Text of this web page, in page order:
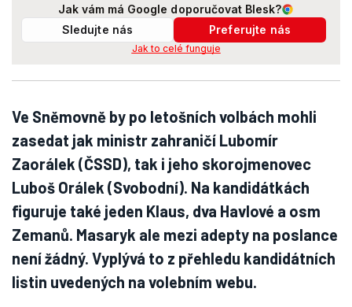
Jak vám má Google doporučovat Blesk?
Sledujte nás
Preferujte nás
Jak to celé funguje
Ve Sněmovně by po letošních volbách mohli
zasedat jak ministr zahraničí Lubomír
Zaorálek (ČSSD), tak i jeho skorojmenovec
Luboš Orálek (Svobodní). Na kandidátkách
figuruje také jeden Klaus, dva Havlové a osm
Zemanů. Masaryk ale mezi adepty na poslance
není žádný. Vyplývá to z přehledu kandidátních
listin uvedených na volebním webu.